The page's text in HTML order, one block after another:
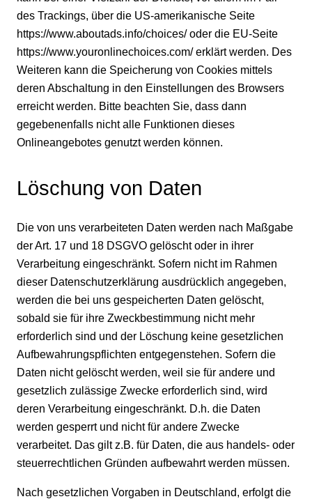
des Trackings, über die US-amerikanische Seite
https://www.aboutads.info/choices/oder die EU-Seite
https://www.youronlinechoices.com/erklärt werden. Des
Weiteren kann die Speicherung von Cookies mittels
deren Abschaltung in den Einstellungen des Browsers
erreicht werden. Bitte beachten Sie, dass dann
gegebenenfalls nicht alle Funktionen dieses
Onlineangebotes genutzt werden können.
Löschung von Daten
Die von uns verarbeiteten Daten werden nach Maßgabe
der Art. 17 und 18 DSGVO gelöscht oder in ihrer
Verarbeitung eingeschränkt. Sofern nicht im Rahmen
dieser Datenschutzerklärung ausdrücklich angegeben,
werden die bei uns gespeicherten Daten gelöscht,
sobald sie für ihre Zweckbestimmung nicht mehr
erforderlich sind und der Löschung keine gesetzlichen
Aufbewahrungspflichten entgegenstehen. Sofern die
Daten nicht gelöscht werden, weil sie für andere und
gesetzlich zulässige Zwecke erforderlich sind, wird
deren Verarbeitung eingeschränkt. D.h. die Daten
werden gesperrt und nicht für andere Zwecke
verarbeitet. Das gilt z.B. für Daten, die aus handels- oder
steuerrechtlichen Gründen aufbewahrt werden müssen.
Nach gesetzlichen Vorgaben in Deutschland, erfolgt die